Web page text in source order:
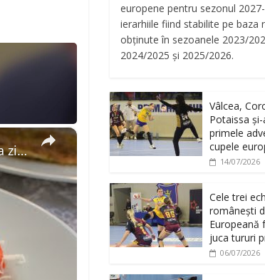
×
Omletă cu cartofi rași - rapidă și sățioasă. Perfectă pentru orice masă a zilei sau pentru pachet.
europene pentru sezonul
ierarhiile fiind stabilite pe baza
obținute în sezoanele 2023/
2024/2025 și 2025/2026.
Vâlcea,
Potaissa
primele
cupele
14/07/2026
Cele trei
românești
Europeană
juca tururi
06/07/2026